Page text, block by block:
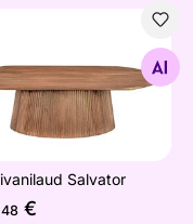
tk
Otsi sarnaseid
Salvator
€